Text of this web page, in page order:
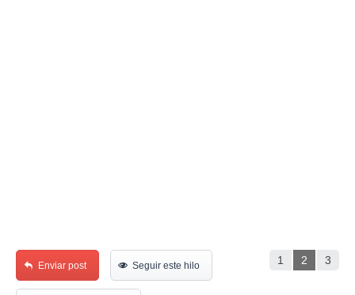
1 2 3
Enviar post Seguir este hilo